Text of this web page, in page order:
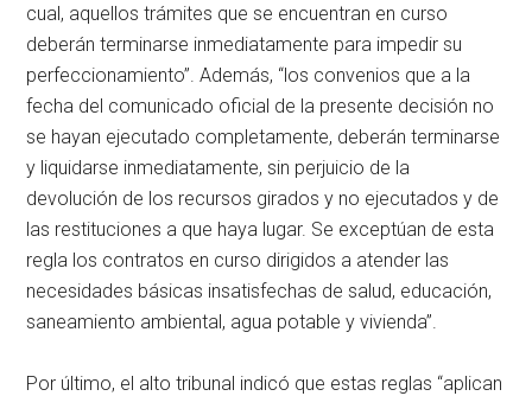
cual, aquellos trámites que se encuentran en curso
deberán terminarse inmediatamente para impedir su
perfeccionamiento”. Además, “los convenios que a la
fecha del comunicado oficial de la presente decisión no
se hayan ejecutado completamente, deberán terminarse
y liquidarse inmediatamente, sin perjuicio de la
devolución de los recursos girados y no ejecutados y de
las restituciones a que haya lugar. Se exceptúan de esta
regla los contratos en curso dirigidos a atender las
necesidades básicas insatisfechas de salud, educación,
saneamiento ambiental, agua potable y vivienda”.
Por último, el alto tribunal indicó que estas reglas “aplican